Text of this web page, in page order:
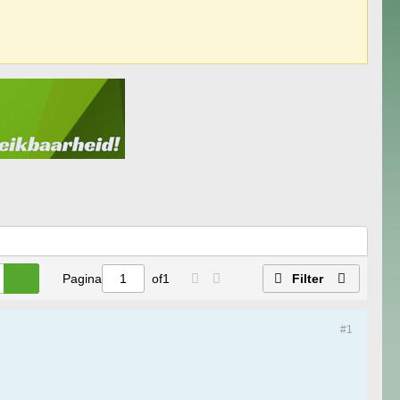
Pagina of1 Filter
#1